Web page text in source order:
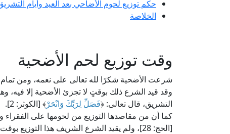
حكم توزيع لحوم الأضاحي بعد العيد وأيام
الخلاصة
وقت توزيع لحم الأضحية
شرعت الأضحية شكرًا لله تعالى على نعمه، ومن تمام
وقد قيد الشرع ذلك بوقتٍ لا تجزئ الأضحية إلا
التشريق، قال تعالى: ﴿فَصَلِّ لِرَبِّكَ وَانْحَرْ﴾ [الكوثر: 2].
كما أن من مقاصدها التوزيع من لحومها على الفقراء
[الحج: 28]، ولم يقيد الشرع الشريف هذا